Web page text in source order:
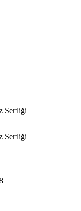
Sertliği
Sertliği